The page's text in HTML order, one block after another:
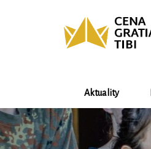
Aktuality
Předchozí